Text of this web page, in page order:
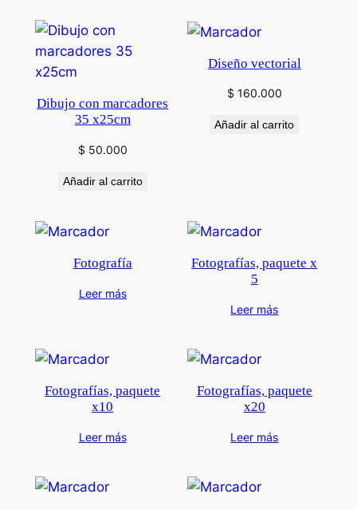
Dibujo con marcadores
35 x25cm
$ 50.000
Añadir al carrito
Diseño vectorial
$ 160.000
Añadir al carrito
Fotografía
Leer más
Fotografías, paquete x
5
Leer más
Fotografías, paquete
x10
Leer más
Fotografías, paquete
x20
Leer más